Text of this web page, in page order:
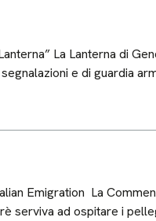
La Lanterna di
e di guardia
Emigration La
serviva ad ospitare i